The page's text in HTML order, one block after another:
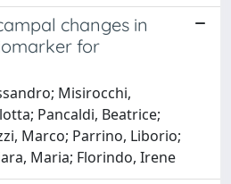
changes in
for
Misirocchi,
Pancaldi, Beatrice;
Marco; Parrino, Liborio;
Maria; Florindo, Irene